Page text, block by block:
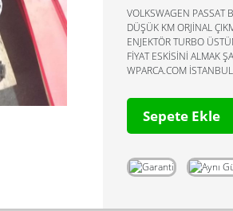
VOLKSWAGEN
DÜŞÜK KM ORJİNAL
ENJEKTÖR TURBO
FİYAT ESKİSİNİ ALMAK
WPARCA.COM İSTANBUL
Sepete Ekle